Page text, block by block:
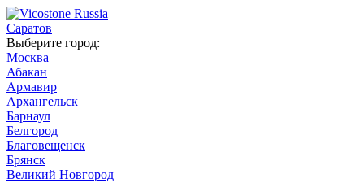
Саратов
Выберите город:
Москва
Абакан
Армавир
Архангельск
Барнаул
Белгород
Благовещенск
Брянск
Великий Новгород